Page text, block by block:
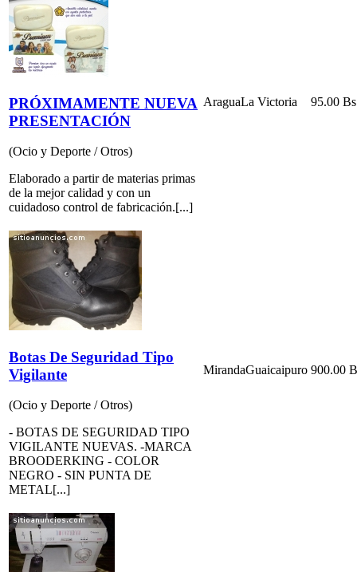
PRÓXIMAMENTE NUEVA
PRESENTACIÓN
(Ocio y Deporte / Otros)
Elaborado a partir de materias primas
de la mejor calidad y con un
cuidadoso control de fabricación.[...]
AraguaLa Victoria 95.00
Botas De Seguridad Tipo
Vigilante
(Ocio y Deporte / Otros)
- BOTAS DE SEGURIDAD TIPO
VIGILANTE NUEVAS. -MARCA
BROODERKING - COLOR
NEGRO - SIN PUNTA DE
METAL[...]
MirandaGuaicaipuro 900.00